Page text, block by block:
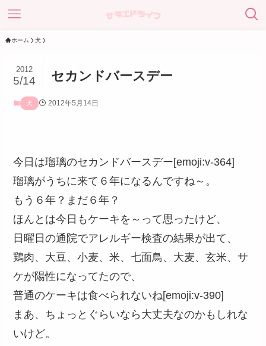
ホーム 犬
セカンドバースデー
2012
5/14
犬 2012年5月14日
今日は瑠璃のセカンドバースデー[emoji:v-364]
瑠璃がうちに来て６年になるんですね～。
もう６年？まだ６年？
ほんとは今日もケーキを～って思ったけど、
日曜日の通院でアレルギー検査の結果が出て、
鶏肉、大豆、小麦、米、七面鳥、大麦、玄米、サ
ケが陽性になってたので、
普通のケーキは食べられないね[emoji:v-390]
まあ、ちょっとぐらいなら大丈夫なのかもしれな
いけど。